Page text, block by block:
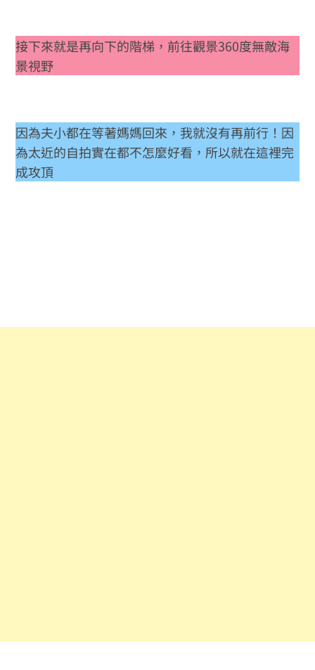
接下來就是再向下的階梯，前往觀景360度無敵海
景視野
因為夫小都在等著媽媽回來，我就沒有再前行！因
為太近的自拍實在都不怎麼好看，所以就在這裡完
成攻頂